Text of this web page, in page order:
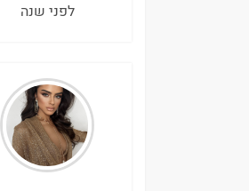
לפני שנה